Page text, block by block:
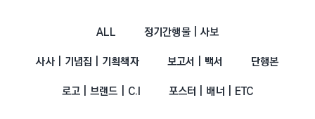
ALL
정기간행물 | 사보
사사 | 기념집 | 기획책자
보고서 | 백서
단행본
로고 | 브랜드 | C.I
포스터 | 배너 | ETC